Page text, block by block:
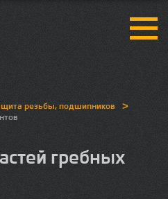
резьбы, подшипников >
гребных